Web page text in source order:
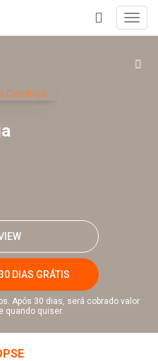
+
DIAS GRÁTIS
Após 30 dias, será cobrado valor
quando quiser.